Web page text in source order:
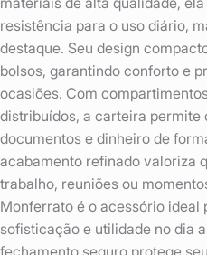
resistência para o uso diário,
destaque. Seu design
bolsos, garantindo conforto e
ocasiões. Com
distribuídos, a carteira permite
documentos e dinheiro de
acabamento refinado valoriza
trabalho, reuniões ou
Monferrato é o acessório ideal
sofisticação e utilidade no dia
fechamento seguro protege